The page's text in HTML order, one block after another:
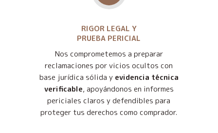
RIGOR LEGAL Y
PRUEBA PERICIAL
Nos comprometemos a preparar
reclamaciones por vicios ocultos con
base jurídica sólida y evidencia técnica
verificable, apoyándonos en informes
periciales claros y defendibles para
proteger tus derechos como comprador.